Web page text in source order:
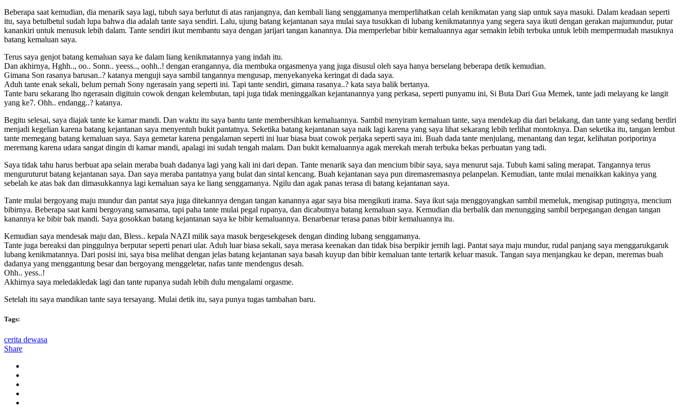
Beberapa saat kemudian, dia menarik saya lagi, tubuh saya berlutut di atas ranjangnya, dan kembali liang senggamanya memperlihatkan celah kenikmatan yang siap untuk saya masuki. Dalam keadaan seperti
itu, saya betulbetul sudah lupa bahwa dia adalah tante saya sendiri. Lalu, ujung batang kejantanan saya mulai saya tusukkan di lubang kenikmatannya yang segera saya ikuti dengan gerakan majumundur, putar
kanankiri untuk menusuk lebih dalam. Tante sendiri ikut membantu saya dengan jarijari tangan kanannya. Dia memperlebar bibir kemaluannya agar semakin lebih terbuka untuk lebih mempermudah masuknya
batang kemaluan saya.
Terus saya genjot batang kemaluan saya ke dalam liang kenikmatannya yang indah itu.
Dan akhirnya, Hghh.., oo.. Sonn.. yeess.., oohh..! dengan erangannya, dia membuka orgasmenya yang juga disusul oleh saya hanya berselang beberapa detik kemudian.
Gimana Son rasanya barusan..? katanya menguji saya sambil tangannya mengusap, menyekanyeka keringat di dada saya.
Aduh tante enak sekali, belum pernah Sony ngerasain yang seperti ini. Tapi tante sendiri, gimana rasanya..? kata saya balik bertanya.
Tante baru sekarang lho ngerasain digituin cowok dengan kelembutan, tapi juga tidak meninggalkan kejantanannya yang perkasa, seperti punyamu ini, Si Buta Dari Gua Memek, tante jadi melayang ke langit
yang ke7. Ohh.. endangg..? katanya.
Begitu selesai, saya diajak tante ke kamar mandi. Dan waktu itu saya bantu tante membersihkan kemaluannya. Sambil menyiram kemaluan tante, saya mendekap dia dari belakang, dan tante yang sedang berdiri
menjadi kegelian karena batang kejantanan saya menyentuh bukit pantatnya. Seketika batang kejantanan saya naik lagi karena yang saya lihat sekarang lebih terlihat montoknya. Dan seketika itu, tangan lembut
tante memegang batang kemaluan saya. Saya gemetar karena pengalaman seperti ini luar biasa buat cowok perjaka seperti saya ini. Buah dada tante menjulang, menantang dan tegar, kelihatan poriporinya
meremang karena udara sangat dingin di kamar mandi, apalagi ini sudah tengah malam. Dan bukit kemaluannya agak merekah merah terbuka bekas perbuatan yang tadi.
Saya tidak tahu harus berbuat apa selain meraba buah dadanya lagi yang kali ini dari depan. Tante menarik saya dan mencium bibir saya, saya menurut saja. Tubuh kami saling merapat. Tangannya terus
menguruturut batang kejantanan saya. Dan saya meraba pantatnya yang bulat dan sintal kencang. Buah kejantanan saya pun diremasremasnya pelanpelan. Kemudian, tante mulai menaikkan kakinya yang
sebelah ke atas bak dan dimasukkannya lagi kemaluan saya ke liang senggamanya. Ngilu dan agak panas terasa di batang kejantanan saya.
Tante mulai bergoyang maju mundur dan pantat saya juga ditekannya dengan tangan kanannya agar saya bisa mengikuti irama. Saya ikut saja menggoyangkan sambil memeluk, mengisap putingnya, mencium
bibirnya. Beberapa saat kami bergoyang samasama, tapi paha tante mulai pegal rupanya, dan dicabutnya batang kemaluan saya. Kemudian dia berbalik dan menungging sambil berpegangan dengan tangan
kanannya ke bibir bak mandi. Saya gosokkan batang kejantanan saya ke bibir kemaluannya. Benarbenar terasa panas bibir kemaluannya itu.
Kemudian saya mendesak maju dan, Bless.. kepala NAZI milik saya masuk bergesekgesek dengan dinding lubang senggamanya.
Tante juga bereaksi dan pinggulnya berputar seperti penari ular. Aduh luar biasa sekali, saya merasa keenakan dan tidak bisa berpikir jernih lagi. Pantat saya maju mundur, rudal panjang saya menggarukgaruk
lubang kenikmatannya. Dari posisi ini, saya bisa melihat dengan jelas batang kejantanan saya basah kuyup dan bibir kemaluan tante tertarik keluar masuk. Tangan saya menjangkau ke depan, meremas buah
dadanya yang menggantung besar dan bergoyang menggeletar, nafas tante mendengus desah.
Ohh.. yess..!
Akhirnya saya meledakledak lagi dan tante rupanya sudah lebih dulu mengalami orgasme.
Setelah itu saya mandikan tante saya tersayang. Mulai detik itu, saya punya tugas tambahan baru.
Tags:
cerita dewasa
Share